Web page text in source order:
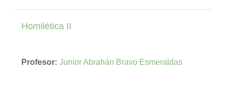
Homilética II
Profesor: Junior Abrahán Bravo Esmeraldas